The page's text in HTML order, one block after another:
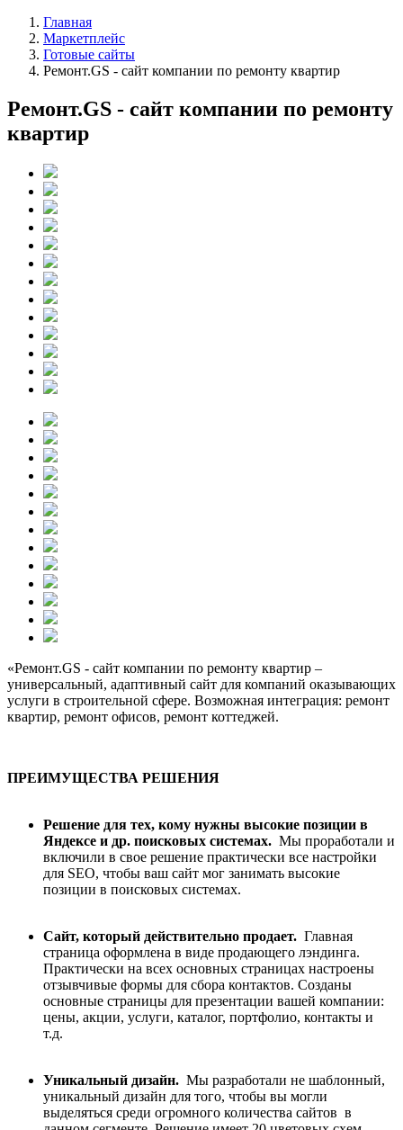
Главная
Маркетплейс
Готовые сайты
Ремонт.GS - сайт компании по ремонту квартир
Ремонт.GS - сайт компании по ремонту
квартир
«Ремонт.GS - сайт компании по ремонту квартир –
универсальный, адаптивный сайт для компаний оказывающих
услуги в строительной сфере. Возможная интеграция: ремонт
квартир, ремонт офисов, ремонт коттеджей.
ПРЕИМУЩЕСТВА РЕШЕНИЯ
Решение для тех, кому нужны высокие позиции в
Яндексе и др. поисковых системах. Мы проработали и
включили в свое решение практически все настройки
для SEO, чтобы ваш сайт мог занимать высокие
позиции в поисковых системах.
Сайт, который действительно продает. Главная
страница оформлена в виде продающего лэндинга.
Практически на всех основных страницах настроены
отзывчивые формы для сбора контактов. Созданы
основные страницы для презентации вашей компании:
цены, акции, услуги, каталог, портфолио, контакты и
т.д.
Уникальный дизайн. Мы разработали не шаблонный,
уникальный дизайн для того, чтобы вы могли
выделяться среди огромного количества сайтов в